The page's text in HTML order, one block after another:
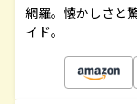
網羅。懐かしさと
イド。